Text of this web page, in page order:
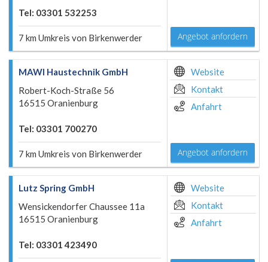
Tel: 03301 532253
7 km Umkreis von Birkenwerder Angebot anfordern
MAWI Haustechnik GmbH
Robert-Koch-Straße 56
16515 Oranienburg
Tel: 03301 700270
7 km Umkreis von Birkenwerder
Website
Kontakt
Anfahrt
Angebot anfordern
Lutz Spring GmbH
Wensickendorfer Chaussee 11a
16515 Oranienburg
Tel: 03301 423490
Website
Kontakt
Anfahrt